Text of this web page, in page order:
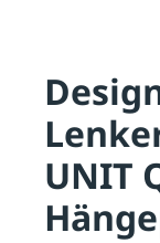
UNIT